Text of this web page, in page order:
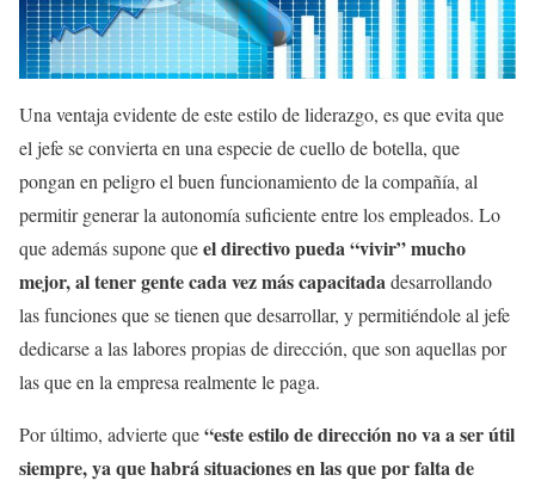
Una ventaja evidente de este estilo de liderazgo, es que evita que
el jefe se convierta en una especie de cuello de botella, que
pongan en peligro el buen funcionamiento de la compañía, al
permitir generar la autonomía suficiente entre los empleados. Lo
que además supone queel directivo pueda “vivir” mucho
mejor, al tener gente cada vez más capacitadadesarrollando
las funciones que se tienen que desarrollar, y permitiéndole al jefe
dedicarse a las labores propias de dirección, que son aquellas por
las que en la empresa realmente le paga.
Por último, advierte que“este estilo de dirección no va a ser útil
siempre, ya que habrá situaciones en las que por falta de